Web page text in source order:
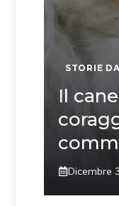
STORIE
Il
Dicembre